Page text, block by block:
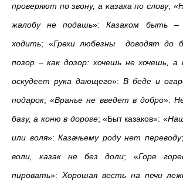
проверяют по звону, а казака по слову; «
жалобу не подашь»:Казаком быть –
ходить; «Грехи любезны доводят до
позор – как дозор: хочешь не хочешь, а
оскудеет рука дающего»: В беде и
подарок; «Вранье не введет в добро»:
базу, а коню в дороге; «Быт казаков»: «
или воля»: Казачьему роду нет переводу;
воли, казак не без доли; «Горе
пировать»: Хорошая весть на печи